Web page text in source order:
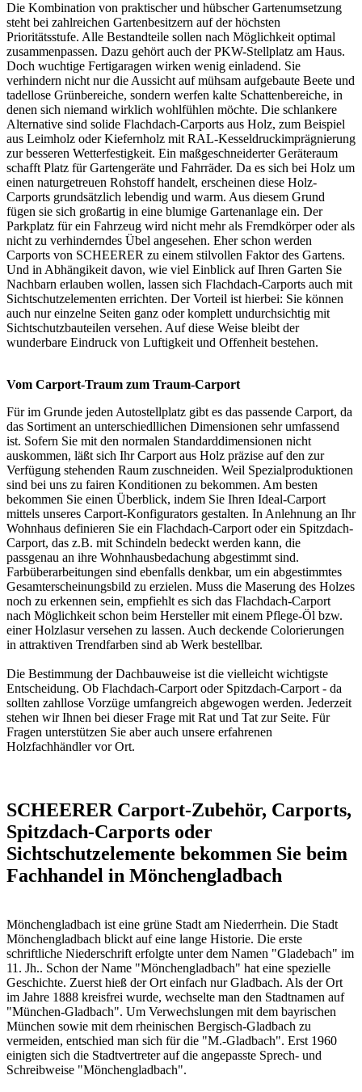
Die Kombination von praktischer und hübscher Gartenumsetzung
steht bei zahlreichen Gartenbesitzern auf der höchsten
Prioritätsstufe. Alle Bestandteile sollen nach Möglichkeit optimal
zusammenpassen. Dazu gehört auch der PKW-Stellplatz am Haus.
Doch wuchtige Fertigaragen wirken wenig einladend. Sie
verhindern nicht nur die Aussicht auf mühsam aufgebaute Beete und
tadellose Grünbereiche, sondern werfen kalte Schattenbereiche, in
denen sich niemand wirklich wohlfühlen möchte. Die schlankere
Alternative sind solide Flachdach-Carports aus Holz, zum Beispiel
aus Leimholz oder Kiefernholz mit RAL-Kesseldruckimprägnierung
zur besseren Wetterfestigkeit. Ein maßgeschneiderter Geräteraum
schafft Platz für Gartengeräte und Fahrräder. Da es sich bei Holz um
einen naturgetreuen Rohstoff handelt, erscheinen diese Holz-
Carports grundsätzlich lebendig und warm. Aus diesem Grund
fügen sie sich großartig in eine blumige Gartenanlage ein. Der
Parkplatz für ein Fahrzeug wird nicht mehr als Fremdkörper oder als
nicht zu verhinderndes Übel angesehen. Eher schon werden
Carports von SCHEERER zu einem stilvollen Faktor des Gartens.
Und in Abhängikeit davon, wie viel Einblick auf Ihren Garten Sie
Nachbarn erlauben wollen, lassen sich Flachdach-Carports auch mit
Sichtschutzelementen errichten. Der Vorteil ist hierbei: Sie können
auch nur einzelne Seiten ganz oder komplett undurchsichtig mit
Sichtschutzbauteilen versehen. Auf diese Weise bleibt der
wunderbare Eindruck von Luftigkeit und Offenheit bestehen.
Vom Carport-Traum zum Traum-Carport
Für im Grunde jeden Autostellplatz gibt es das passende Carport, da
das Sortiment an unterschiedllichen Dimensionen sehr umfassend
ist. Sofern Sie mit den normalen Standarddimensionen nicht
auskommen, läßt sich Ihr Carport aus Holz präzise auf den zur
Verfügung stehenden Raum zuschneiden. Weil Spezialproduktionen
sind bei uns zu fairen Konditionen zu bekommen. Am besten
bekommen Sie einen Überblick, indem Sie Ihren Ideal-Carport
mittels unseres Carport-Konfigurators gestalten. In Anlehnung an Ihr
Wohnhaus definieren Sie ein Flachdach-Carport oder ein Spitzdach-
Carport, das z.B. mit Schindeln bedeckt werden kann, die
passgenau an ihre Wohnhausbedachung abgestimmt sind.
Farbüberarbeitungen sind ebenfalls denkbar, um ein abgestimmtes
Gesamterscheinungsbild zu erzielen. Muss die Maserung des Holzes
noch zu erkennen sein, empfiehlt es sich das Flachdach-Carport
nach Möglichkeit schon beim Hersteller mit einem Pflege-Öl bzw.
einer Holzlasur versehen zu lassen. Auch deckende Colorierungen
in attraktiven Trendfarben sind ab Werk bestellbar.
Die Bestimmung der Dachbauweise ist die vielleicht wichtigste
Entscheidung. Ob Flachdach-Carport oder Spitzdach-Carport - da
sollten zahllose Vorzüge umfangreich abgewogen werden. Jederzeit
stehen wir Ihnen bei dieser Frage mit Rat und Tat zur Seite. Für
Fragen unterstützen Sie aber auch unsere erfahrenen
Holzfachhändler vor Ort.
SCHEERER Carport-Zubehör, Carports,
Spitzdach-Carports oder
Sichtschutzelemente bekommen Sie beim
Fachhandel in Mönchengladbach
Mönchengladbach ist eine grüne Stadt am Niederrhein. Die Stadt
Mönchengladbach blickt auf eine lange Historie. Die erste
schriftliche Niederschrift erfolgte unter dem Namen "Gladebach" im
11. Jh.. Schon der Name "Mönchengladbach" hat eine spezielle
Geschichte. Zuerst hieß der Ort einfach nur Gladbach. Als der Ort
im Jahre 1888 kreisfrei wurde, wechselte man den Stadtnamen auf
"München-Gladbach". Um Verwechslungen mit dem bayrischen
München sowie mit dem rheinischen Bergisch-Gladbach zu
vermeiden, entschied man sich für die "M.-Gladbach". Erst 1960
einigten sich die Stadtvertreter auf die angepasste Sprech- und
Schreibweise "Mönchengladbach".